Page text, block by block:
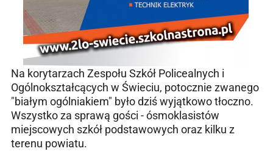
Na korytarzach Zespołu Szkół Policealnych i
Ogólnokształcących w Świeciu, potocznie zwanego
"białym ogólniakiem" było dziś wyjątkowo tłoczno.
Wszystko za sprawą gości - ósmoklasistów
miejscowych szkół podstawowych oraz kilku z
terenu powiatu.